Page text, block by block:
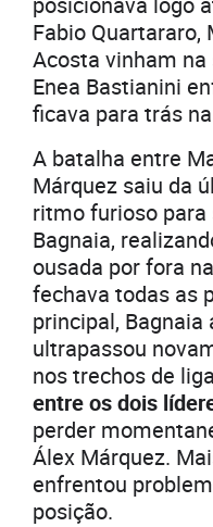
Fabio Quartararo,
Acosta vinham
Enea Bastianini
ficava para trás
A batalha entre
Márquez saiu da
ritmo furioso
Bagnaia,
ousada por fora
fechava todas as
principal,
ultrapassou
nos trechos de
entre os dois
perder
Álex Márquez.
enfrentou
posição.